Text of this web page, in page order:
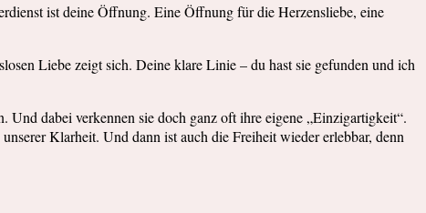
ist deine Öffnung. Eine Öffnung für die Herzensliebe, eine
Liebe zeigt sich. Deine klare Linie – du hast sie gefunden und ich
dabei verkennen sie doch ganz oft ihre eigene „Einzigartigkeit“.
Klarheit. Und dann ist auch die Freiheit wieder erlebbar, denn